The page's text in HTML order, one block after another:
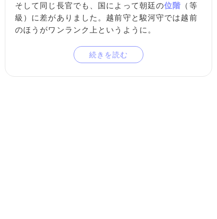
そして同じ長官でも、国によって朝廷の位階 （等
級）に差がありました。越前守と駿河守では越前
のほうがワンランク上というように。
続きを読む